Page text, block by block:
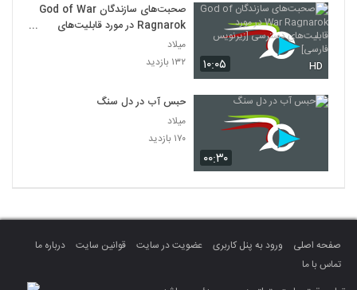
۱۰:۰۵ HD
صحبت‌های سازندگان God of War
Ragnarok در مورد قابلیت‌های
دسترسی [زیرنویس فارسی]
میلاد
۱۳۲ بازدید
۰۰:۳۰
حبس آب در دل سنگ
میلاد
۱۷۰ بازدید
صفحه اصلی ورود به پنل کاربری عضویت در سایت قوانین سایت
درباره ما
تماس با ما